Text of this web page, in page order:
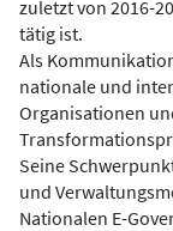
zuletzt von 2016-
tätig ist.
Als
nationale und
Organisationen
Seine
und
Nationalen E-